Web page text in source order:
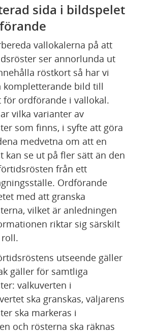
sida i bildspelet
vallokalerna på att
ser annorlunda ut
röstkort så har vi
kompletterande bild till
för ordförande i vallokal.
vilka varianter av
som finns, i syfte att göra
medvetna om att en
kan se ut på fler sätt än den
från ett
Ordförande
med att granska
vilket är anledningen
riktar sig särskilt
utseende gäller
gäller för samtliga
valkuverten i
ska granskas, väljarens
ska markeras i
och rösterna ska räknas